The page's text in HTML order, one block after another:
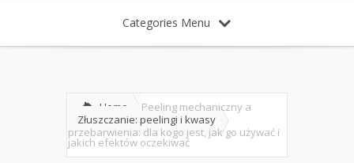
Categories Menu
Home
Złuszczanie: peelingi i kwasy
Peeling mechaniczny a
przebarwienia: dla kogo jest, jak go używać i
jakich efektów oczekiwać